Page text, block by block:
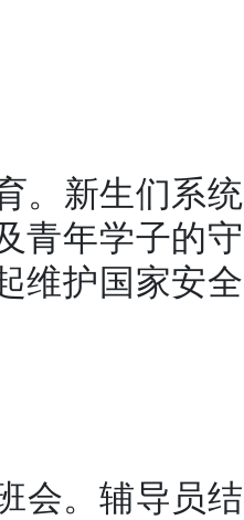
。新生们系统
青年学子的守
维护国家安全
会。辅导员结